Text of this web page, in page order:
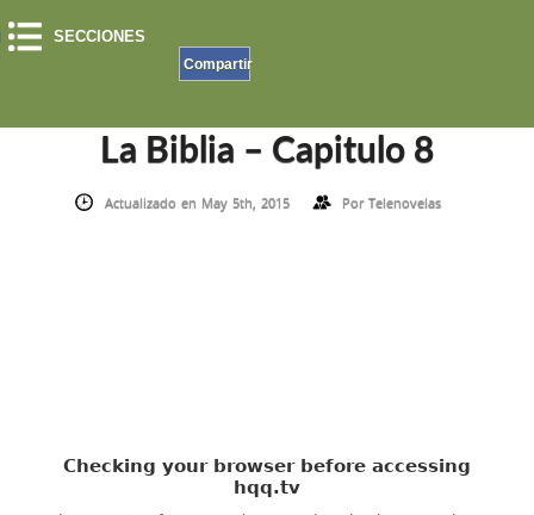
SECCIONES
Compartir
LA BIBLIA – CAPITULO 8
La Biblia – Capitulo 8
Actualizado en May 5th, 2015 PorTelenovelas